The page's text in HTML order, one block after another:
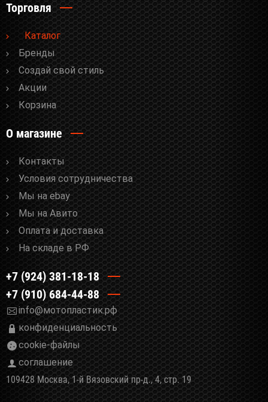
Торговля
Каталог
Бренды
Cоздай свой стиль
Акции
Корзина
О магазине
Контакты
Условия сотрудничества
Мы на ebay
Мы на Авито
Оплата и доставка
На складе в РФ
+7 (924) 381-18-18
+7 (910) 684-44-88
info@мотопластик.рф
конфиденциальность
cookie-файлы
соглашение
109428 Москва, 1-й Вязовский пр-д., 4, стр. 19